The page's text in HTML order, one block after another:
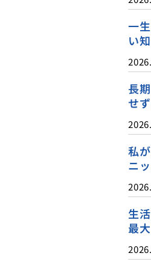
一
い
長
せ
私
ニ
生
最